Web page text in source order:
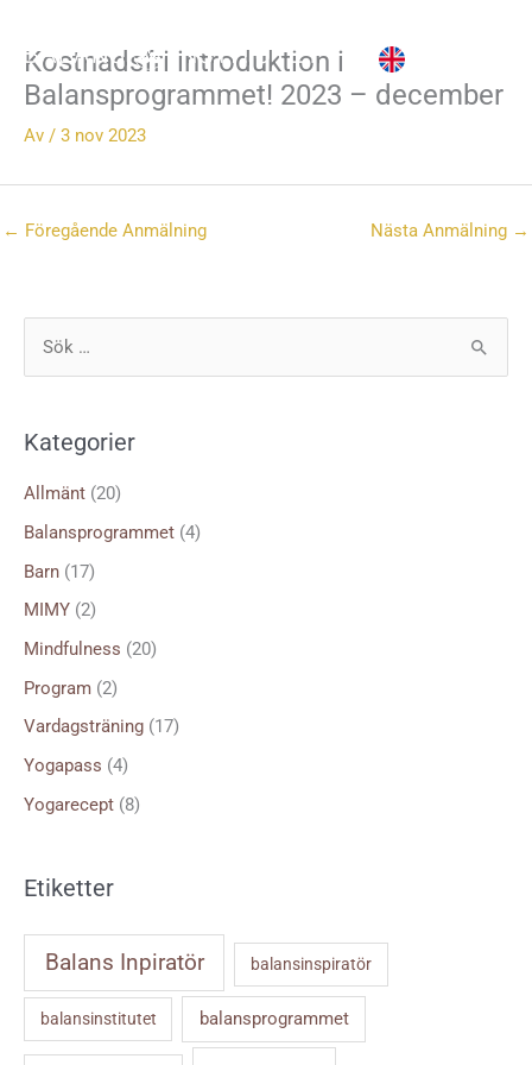
innehåll
Kostnadsfri introduktion i
Balansprogrammet! 2023 – december
Av / 3 nov 2023
← Föregående Anmälning Nästa Anmälning →
e
f
t
Kategorier
Allmänt (20)
Balansprogrammet (4)
Barn (17)
MIMY (2)
Mindfulness (20)
Program (2)
Vardagsträning (17)
Yogapass (4)
Yogarecept (8)
Etiketter
Balans Inpiratör balansinspiratör
balansinstitutet balansprogrammet